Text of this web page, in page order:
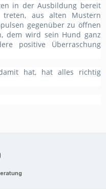
in der Ausbildung bereit
aus alten Mustern
gegenüber zu öffnen
dem wird sein Hund ganz
positive Überraschung
hat, hat alles richtig